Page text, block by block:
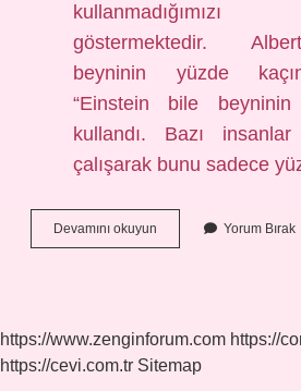
göstermektedir.
beyninin yüzde
“Einstein bile
kullandı. Bazı
çalışarak bunu sadece
Devamını okuyun
Insan
Ne
Olur
Yorum Bırak
https://www.zenginforum.com https://
https://cevi.com.tr Sitemap